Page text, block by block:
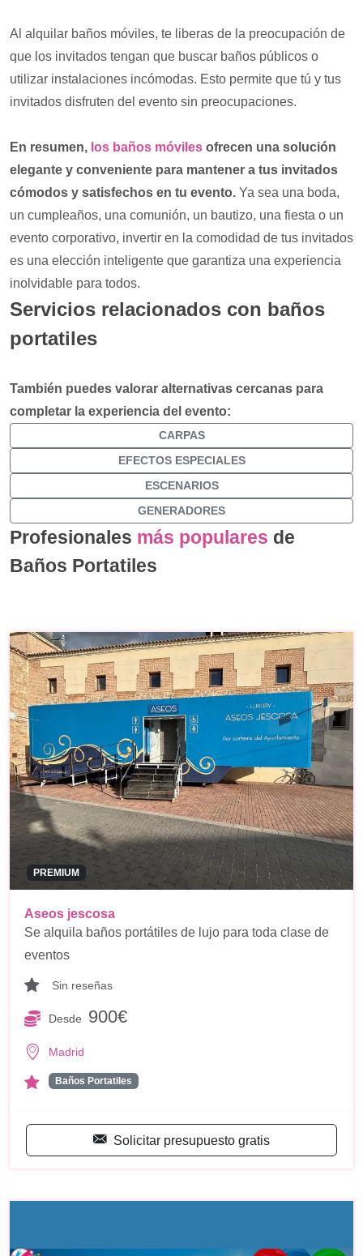
Al alquilar baños móviles, te liberas de la preocupación de
que los invitados tengan que buscar baños públicos o
utilizar instalaciones incómodas. Esto permite que tú y tus
invitados disfruten del evento sin preocupaciones.
En resumen, los baños móviles ofrecen una solución
elegante y conveniente para mantener a tus invitados
cómodos y satisfechos en tu evento. Ya sea una boda,
un cumpleaños, una comunión, un bautizo, una fiesta o un
evento corporativo, invertir en la comodidad de tus invitados
es una elección inteligente que garantiza una experiencia
inolvidable para todos.
Servicios relacionados con baños
portatiles
También puedes valorar alternativas cercanas para
completar la experiencia del evento:
CARPAS
EFECTOS ESPECIALES
ESCENARIOS
GENERADORES
Profesionales más populares de
Baños Portatiles
PREMIUM
Aseos jescosa
Se alquila baños portátiles de lujo para toda clase de
eventos
Sin reseñas
Desde 900€
Madrid
Baños Portatiles
Solicitar presupuesto gratis